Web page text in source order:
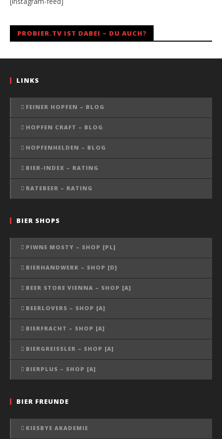
PROBIER.TV IST DABEI – DU AUCH?
LINKS
FEINER HOPFEN – BLOG
HOPFEN CRAFT – BLOG
HOPFENHELDEN – BLOG
BIER-INDEX – RATING
RATEBEER – RATING
BIER SHOPS
PIWNE MOSTY – SHOP [PL]
BIERHANDWERK – SHOP [D]
BEER STORE VIENNA – SHOP [A]
BEERLOVERS – SHOP [A]
BIERFRACHT – SHOP [A]
BIERGREISSLER – SHOP [A]
BIERPLUS – SHOP [A]
BIER FREUNDE
KIESBYE AKADEMIE